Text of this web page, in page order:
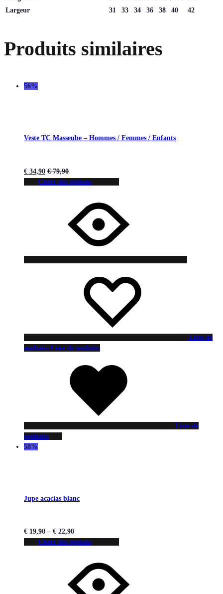
Largeur
31 33 34 36 38 40 42
Produits similaires
56%
Veste TC Masseube – Hommes / Femmes / Enfants
€ 34,90 €79,90
Choix des options
Liste de
souhaits Liste de souhaits
Liste de
souhaits
58%
Jupe acacias blanc
€ 19,90 – € 22,90
Choix des options